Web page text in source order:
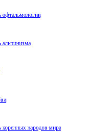
народов мира